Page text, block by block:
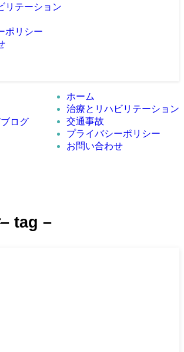
リテーション
ポリシー
ログ
ホーム
治療とリハビリテーション
交通事故
プライバシーポリシー
お問い合わせ
– tag –